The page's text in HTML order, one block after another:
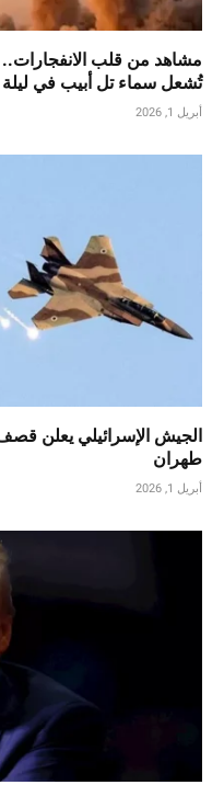
مشاهد من قلب الانفجارات..
تُشعل سماء تل أبيب في
أبريل 1, 2026
الجيش الإسرائيلي يعلن
طهران
أبريل 1, 2026